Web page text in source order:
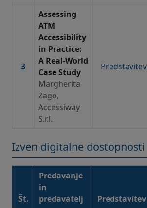
3
Assessing
ATM
Accessibility
in Practice:
A Real-World
Case Study
Margherita
Zago,
Accessiway
S.r.l.
Predstavitev
Izven digitalne dostopnosti
Št.
Predavanje
in
predavatelj
Predstavitev